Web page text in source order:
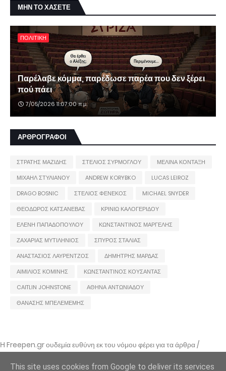
ΜΗΝ ΤΟ ΧΑΣΕΤΕ
ΠΟΛΙΤΙΚΗ
Παρέλαβε κόμμα, παρέδωσε παρέα που δεν ξέρει
πού πάει
7/05/2026 11:07:00 π.μ.
ΑΡΘΡΟΓΡΑΦΟΙ
ΣΤΡΑΤΗΣ ΜΑΖΙΔΗΣ ΣΤΕΛΙΟΣ ΣΥΡΜΟΓΛΟΥ
ΜΕΛΙΝΑ ΚΟΝΤΑΞΗ
ΜΙΧΑΗΛ ΣΤΥΛΙΑΝΟΥ
ANDREW KORYBKO
LUCAS LEIROZ
DRAGO BOSNIC
ΣΤΕΛΙΟΣ ΦΕΝΕΚΟΣ
MICHAEL SNYDER
ΘΕΟΔΩΡΟΣ ΚΑΤΣΑΝΕΒΑΣ
ΚΡΙΝΙΩ ΚΑΛΟΓΕΡΙΔΟΥ
ΕΛΕΝΗ ΠΑΠΑΔΟΠΟΥΛΟΥ
ΚΩΝΣΤΑΝΤΙΝΟΣ ΜΑΡΓΕΛΗΣ
ΖΑΧΑΡΙΑΣ ΜΥΤΙΛΗΝΙΟΣ
ΣΠΥΡΟΣ ΣΤΑΛΙΑΣ
ΑΝΑΣΤΑΣΙΟΣ ΛΑΥΡΕΝΤΖΟΣ
ΔΗΜΗΤΡΗΣ ΜΑΡΔΑΣ
ΑΙΜΙΛΙΟΣ ΚΟΜΙΝΗΣ
ΚΩΝΣΤΑΝΤΙΝΟΣ ΚΟΥΣΑΝΤΑΣ
CAITLIN JOHNSTONE
ΑΘΗΝΑ ΑΝΤΩΝΙΑΔΟΥ
ΘΑΝΑΣΗΣ ΜΠΕΛΕΜΕΜΗΣ
Η Freepen.gr ουδεμία ευθύνη εκ του νόμου φέρει για τα άρθρα /
αναρτήσεις που δημοσιεύονται και απηχούν τις απόψεις των συντακτών
τους και δε σημαίνει πως τα υιοθετεί. Σε περίπτωση που θεωρείτε πως
This site uses cookies from Google to deliver its services